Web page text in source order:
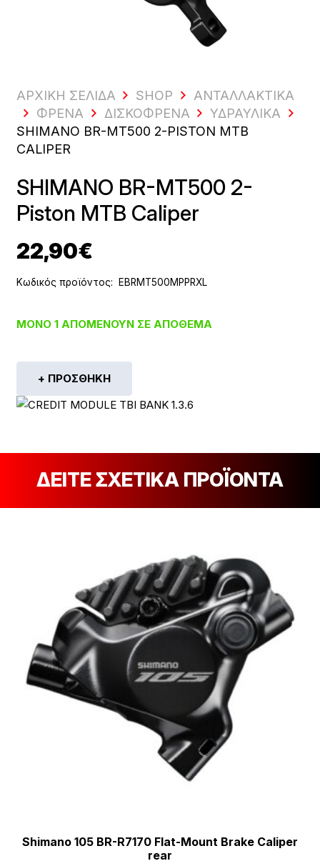
ΑΡΧΙΚΗ ΣΕΛΙΔΑ SHOP
ΑΝΤΑΛΛΑΚΤΙΚΆ
ΦΡΈΝΑ
ΔΙΣΚΌΦΡΕΝΑ
ΥΔΡΑΥΛΙΚΆ
SHIMANO BR-MT500 2-PISTON MTB
CALIPER
SHIMANO BR-MT500 2-
Piston MTB Caliper
22,90€
Κωδικός προϊόντος: EBRMT500MPPRXL
ΜΌΝΟ 1 ΑΠΟΜΈΝΟΥΝ ΣΕ ΑΠΌΘΕΜΑ
+ ΠΡΟΣΘΉΚΗ
ΔΕΙΤΕ ΣΧΕΤΙΚΑ ΠΡΟΪΟΝΤΑ
Shimano 105 BR-R7170 Flat-Mount Brake Caliper
rear